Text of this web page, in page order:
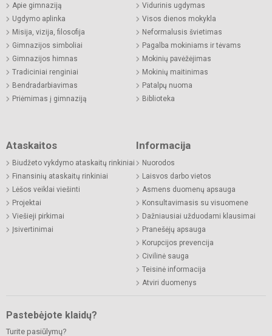
Apie gimnaziją
Ugdymo aplinka
Misija, vizija, filosofija
Gimnazijos simboliai
Gimnazijos himnas
Tradiciniai renginiai
Bendradarbiavimas
Priėmimas į gimnaziją
Vidurinis ugdymas
Visos dienos mokykla
Neformalusis švietimas
Pagalba mokiniams ir tėvams
Mokinių pavėžėjimas
Mokinių maitinimas
Patalpų nuoma
Biblioteka
Ataskaitos
Biudžeto vykdymo ataskaitų rinkiniai
Finansinių ataskaitų rinkiniai
Lėšos veiklai viešinti
Projektai
Viešieji pirkimai
Įsivertinimai
Informacija
Nuorodos
Laisvos darbo vietos
Asmens duomenų apsauga
Konsultavimasis su visuomene
Dažniausiai užduodami klausimai
Pranešėjų apsauga
Korupcijos prevencija
Civilinė sauga
Teisinė informacija
Atviri duomenys
Pastebėjote klaidų?
Turite pasiūlymų?